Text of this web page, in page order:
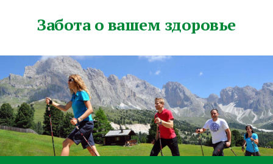
Забота о вашем здоровье